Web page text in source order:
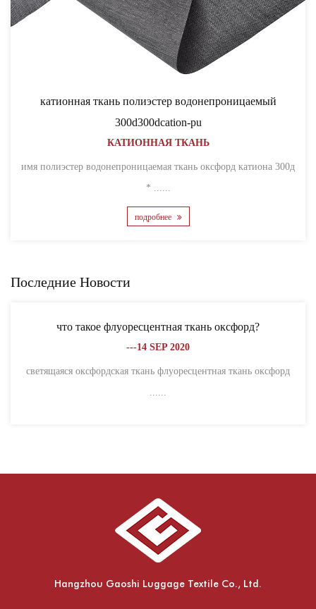
катионная ткань полиэстер водонепроницаемый
300d300dcation-pu
КАТИОННАЯ ТКАНЬ
имя полиэстер водонепроницаемая ткань оксфорд катиона 300д
* ......
подробнее
Последние Новости
что такое флуоресцентная ткань оксфорд?
---14 SEP 2020
светящаяся оксфордская ткань флуоресцентная ткань оксфорд
Hangzhou Gaoshi Luggage Textile Co., Ltd.